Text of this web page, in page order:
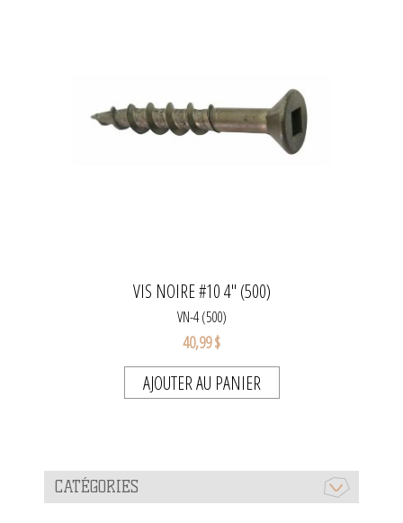
VIS NOIRE #10 4'' (500)
VN-4 (500)
40,99 $
AJOUTER AU PANIER
CATÉGORIES